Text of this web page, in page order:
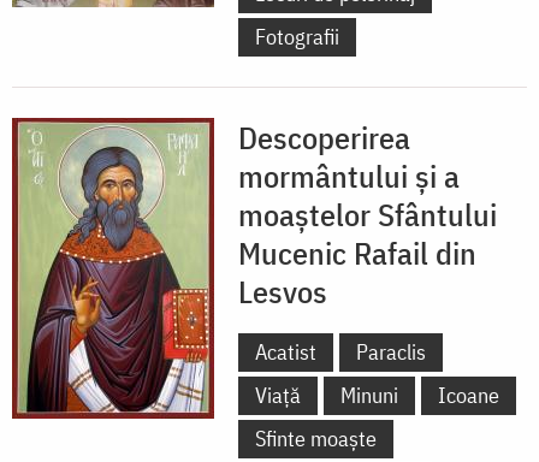
Fotografii
Descoperirea
mormântului și a
moaștelor Sfântului
Mucenic Rafail din
Lesvos
Acatist
Paraclis
Viață
Minuni
Icoane
Sfinte moaște